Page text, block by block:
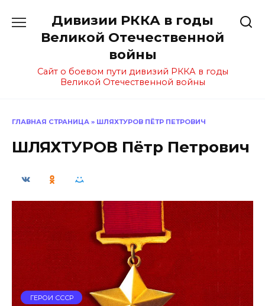
содержанию
Дивизии РККА в годы
Великой Отечественной
войны
Сайт о боевом пути дивизий РККА в годы
Великой Отечественной войны
ГЛАВНАЯ СТРАНИЦА » ШЛЯХТУРОВ ПЁТР ПЕТРОВИЧ
ШЛЯХТУРОВ Пётр Петрович
ГЕРОИ СССР